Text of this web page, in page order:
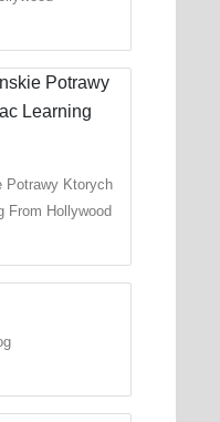
Potrawy Ktorych
From Hollywood